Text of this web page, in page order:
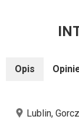
Opis
Lublin,